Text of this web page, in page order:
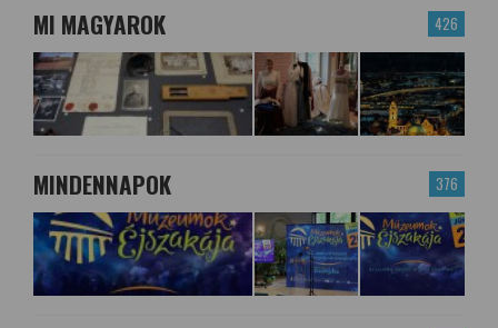
426
MI MAGYAROK
376
MINDENNAPOK